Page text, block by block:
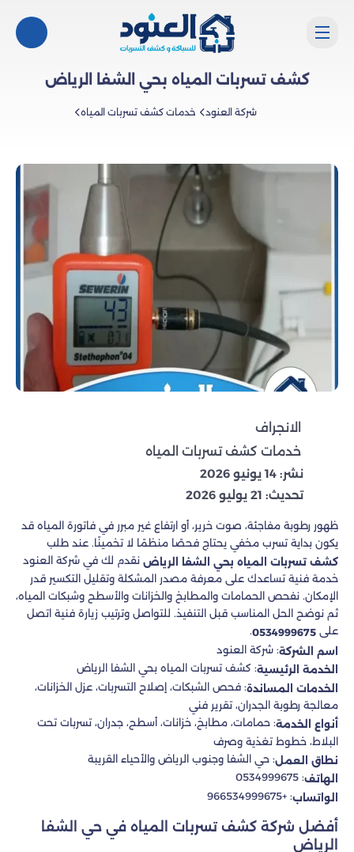
كشف تسربات المياه بحي الشفا الرياض
شركة العنود خدمات كشف تسربات المياه
الانجراف
خدمات كشف تسربات المياه
نشر: 14 يونيو 2026
تحديث: 21 يوليو 2026
ظهور رطوبة مفاجئة، صوت خرير، أو ارتفاع غير مبرر في فاتورة المياه قد
يكون بداية تسرب مخفي يحتاج فحصًا منظمًا لا تخمينًا. عند طلب
كشف تسربات المياه بحي الشفا الرياض نقدم لك في شركة العنود
خدمة فنية تساعدك على معرفة مصدر المشكلة وتقليل التكسير قدر
الإمكان. نفحص الحمامات والمطابخ والخزانات والأسطح وشبكات المياه،
ثم نوضح الحل المناسب قبل التنفيذ. للتواصل وترتيب زيارة فنية اتصل
على 0534999675
.
اسم الشركة: شركة العنود
الخدمة الرئيسية: كشف تسربات المياه بحي الشفا الرياض
الخدمات المساندة: فحص الشبكات، إصلاح التسربات، عزل الخزانات،
معالجة رطوبة الجدران، تقرير فني
أنواع الخدمة: حمامات، مطابخ، خزانات، أسطح، جدران، تسربات تحت
البلاط، خطوط تغذية وصرف
نطاق العمل: حي الشفا وجنوب الرياض والأحياء القريبة
الهاتف: 0534999675
الواتساب: +966534999675
أفضل شركة كشف تسربات المياه في حي الشفا
الرياض